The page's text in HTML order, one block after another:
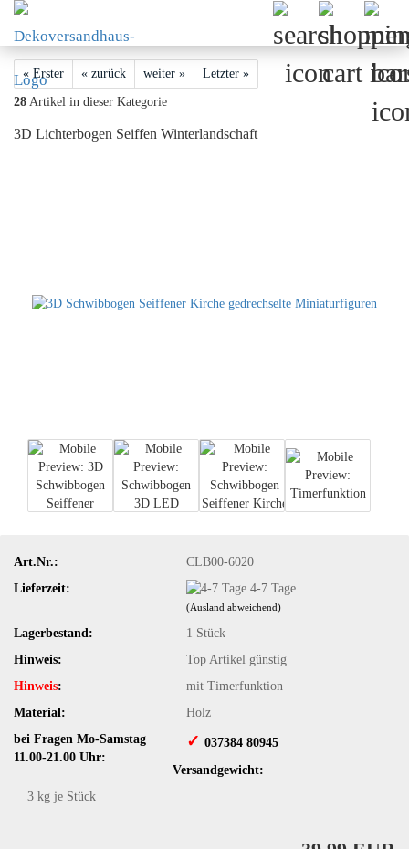
« Erster « zurück weiter » Letzter »
28 Artikel in dieser Kategorie
3D Lichterbogen Seiffen Winterlandschaft
Art.Nr.:
CLB00-6020
Lieferzeit:
4-7 Tage
(Ausland abweichend)
Lagerbestand: 1 Stück
Hinweis:
Top Artikel günstig
Hinweis:
mit Timerfunktion
Material:
Holz
bei Fragen Mo-Samstag
11.00-21.00 Uhr:
✓ ​ 037384 80945
Versandgewicht:
3 kg je Stück